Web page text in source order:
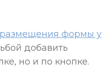
формы у
добавить
но и по кнопке.